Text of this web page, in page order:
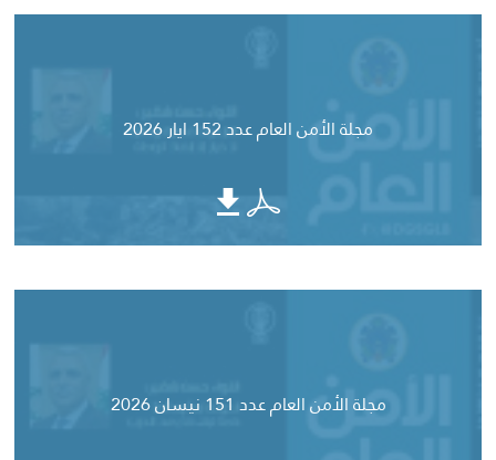
مجلة الأمن العام عدد 152 ايار 2026
مجلة الأمن العام عدد 151 نيسان 2026